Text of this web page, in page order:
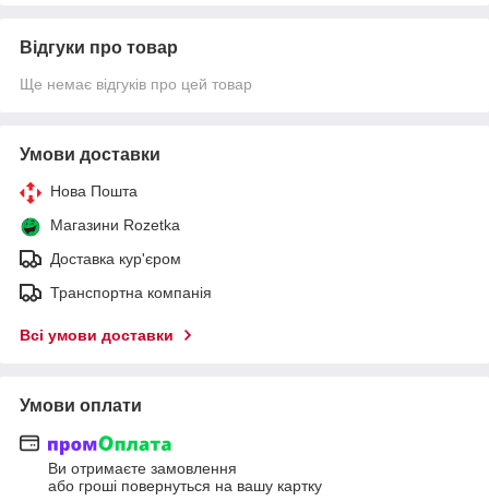
Відгуки про товар
Ще немає відгуків про цей товар
Умови доставки
Нова Пошта
Магазини Rozetka
Доставка кур'єром
Транспортна компанія
Всі умови доставки
Умови оплати
Ви отримаєте замовлення
або гроші повернуться на вашу картку